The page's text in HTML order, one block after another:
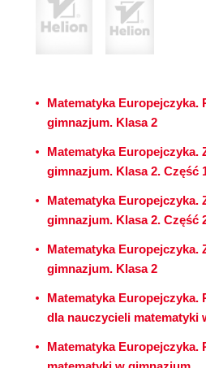
Matematyka Europejczyka.
gimnazjum. Klasa 2
Matematyka Europejczyka.
gimnazjum. Klasa 2. Część
Matematyka Europejczyka.
gimnazjum. Klasa 2. Część
Matematyka Europejczyka.
gimnazjum. Klasa 2
Matematyka Europejczyka.
dla nauczycieli matematyki
Matematyka Europejczyka.